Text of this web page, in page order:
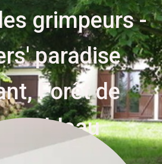
grimpeurs -
paradise
Forêt de